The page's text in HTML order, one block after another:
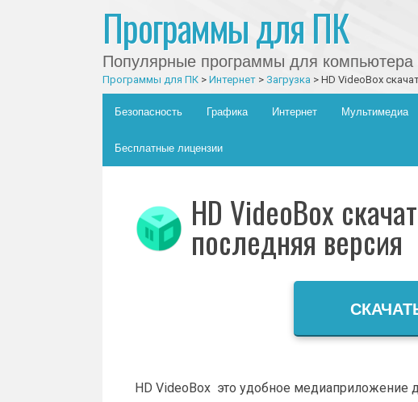
Программы для ПК
Популярные программы для компьютера
Программы для ПК> Интернет> Загрузка > HD VideoBox
Главное меню
Skip to content
Безопасность Графика Интернет Мультимедиа
Бесплатные лицензии
HD VideoBox
последняя версия
HD VideoBox это удобное медиаприложение